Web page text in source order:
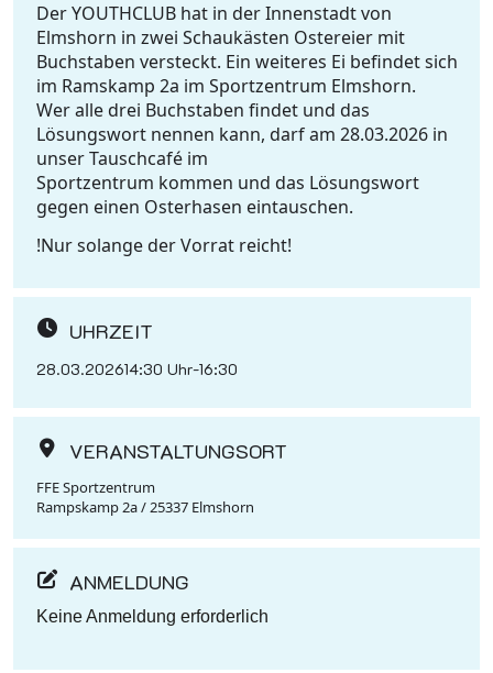
Der YOUTHCLUB hat in der Innenstadt von
Elmshorn in zwei Schaukästen Ostereier mit
Buchstaben versteckt. Ein weiteres Ei befindet sich
im Ramskamp 2a im Sportzentrum Elmshorn.
Wer alle drei Buchstaben findet und das
Lösungswort nennen kann, darf am 28.03.2026 in
unser Tauschcafé im
Sportzentrum kommen und das Lösungswort
gegen einen Osterhasen eintauschen.
!Nur solange der Vorrat reicht!
UHRZEIT
28.03.202614:30 Uhr-16:30
VERANSTALTUNGSORT
FFE Sportzentrum
Rampskamp 2a / 25337 Elmshorn
ANMELDUNG
Keine Anmeldung erforderlich